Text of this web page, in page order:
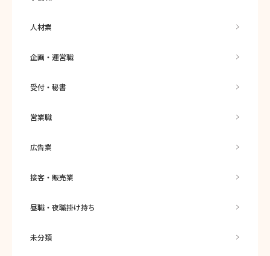
人材業
企画・運営職
受付・秘書
営業職
広告業
接客・販売業
昼職・夜職掛け持ち
未分類